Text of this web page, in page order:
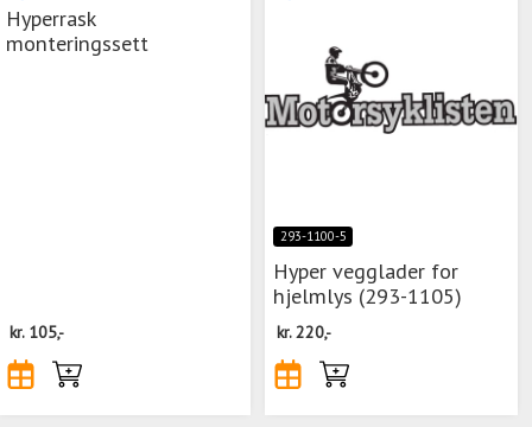
Hyperrask
monteringssett
kr. 105,-
293-1100-5
Hyper vegglader for
hjelmlys (293-1105)
kr.220,-